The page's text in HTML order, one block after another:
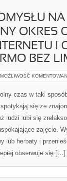
NA
OKRES
I
BEZ
MOŻLIWOŚĆ
czas w taki
się ze
ludzi lubi się
zajęcie.
lub herbaty i
obserwuje się […]